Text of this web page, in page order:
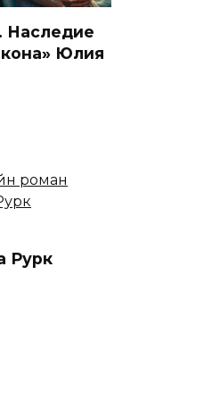
Наследие
Юлия
Рурк